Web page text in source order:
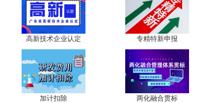
区聚焦智能制造。
高新技术企业认定 专精特新申报
加计扣除 两化融合贯标